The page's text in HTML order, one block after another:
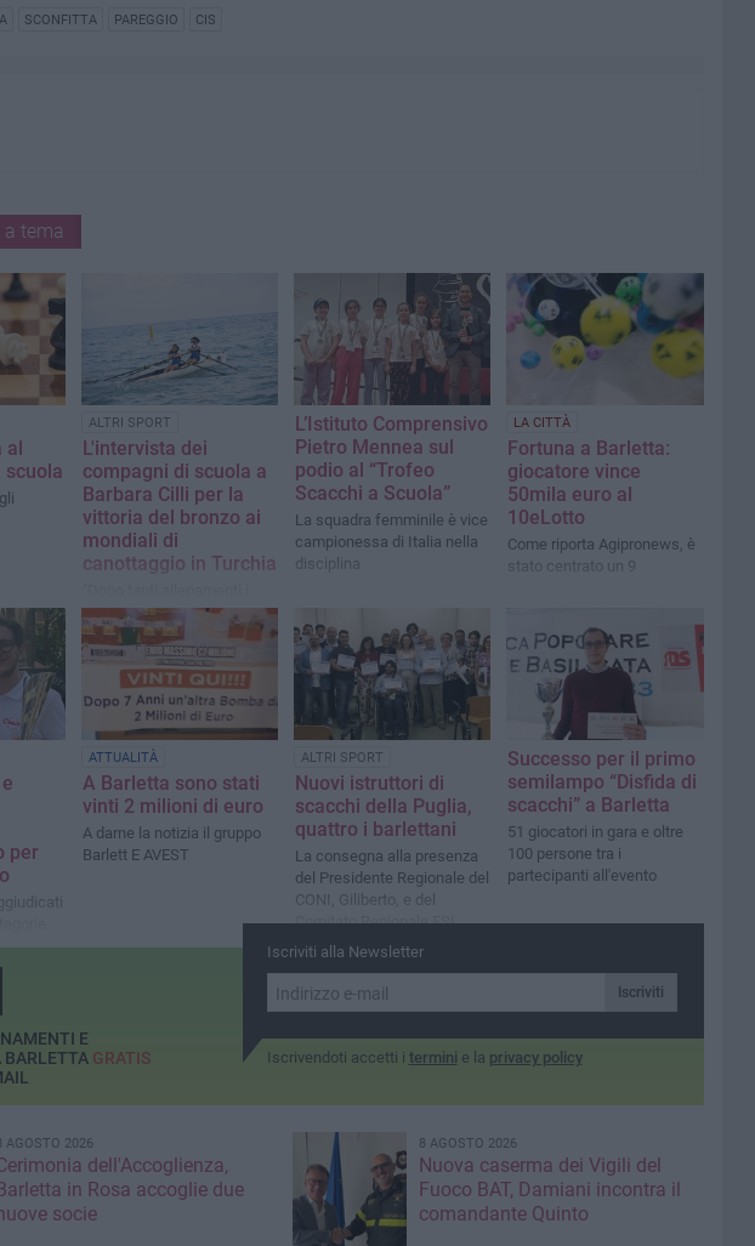
SCONFITTA PAREGGIO CIS
tema
al
scuola
ALTRI SPORT
L'intervista dei
compagni di scuola a
Barbara Cilli per la
vittoria del bronzo ai
mondiali di
canottaggio in Turchia
miei sacrifici sono stati
ripagati"
L’Istituto Comprensivo
Pietro Mennea sul
podio al “Trofeo
Scacchi a Scuola”
La squadra femminile è vice
campionessa di Italia nella
disciplina
LA CITTÀ
Fortuna a Barletta:
giocatore vince
50mila euro al
10eLotto
Come riporta Agipronews, è
stato centrato un 9
per
ATTUALITÀ
A Barletta sono stati
vinti 2 milioni di euro
A darne la notizia il gruppo
Barlett E AVEST
ALTRI SPORT
Nuovi istruttori di
scacchi della Puglia,
quattro i barlettani
La consegna alla presenza
del Presidente Regionale del
CONI, Giliberto, e del
Comitato Regionale FSI,
Rinaldi
Successo per il primo
semilampo “Disfida di
scacchi” a Barletta
51 giocatori in gara e oltre
100 persone tra i
partecipanti all'evento
Iscriviti alla Newsletter
Iscriviti
Iscrivendoti accetti i termini e la privacy policy
E
BARLETTA GRATIS
AGOSTO 2026
dell'Accoglienza,
Barletta in Rosa accoglie due
socie
8 AGOSTO 2026
Nuova caserma dei Vigili del
Fuoco BAT, Damiani incontra il
comandante Quinto